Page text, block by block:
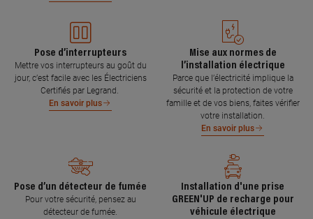
Pose d’interrupteurs
Mettre vos interrupteurs au goût du
jour, c’est facile avec les Électriciens
Certifiés par Legrand.
En savoir plus
Mise aux normes de
l’installation électrique
Parce que l’électricité implique la
sécurité et la protection de votre
famille et de vos biens, faites vérifier
votre installation.
En savoir plus
Pose d’un détecteur de fumée
Pour votre sécurité, pensez au
détecteur de fumée.
Installation d'une prise
GREEN'UP de recharge pour
véhicule électrique